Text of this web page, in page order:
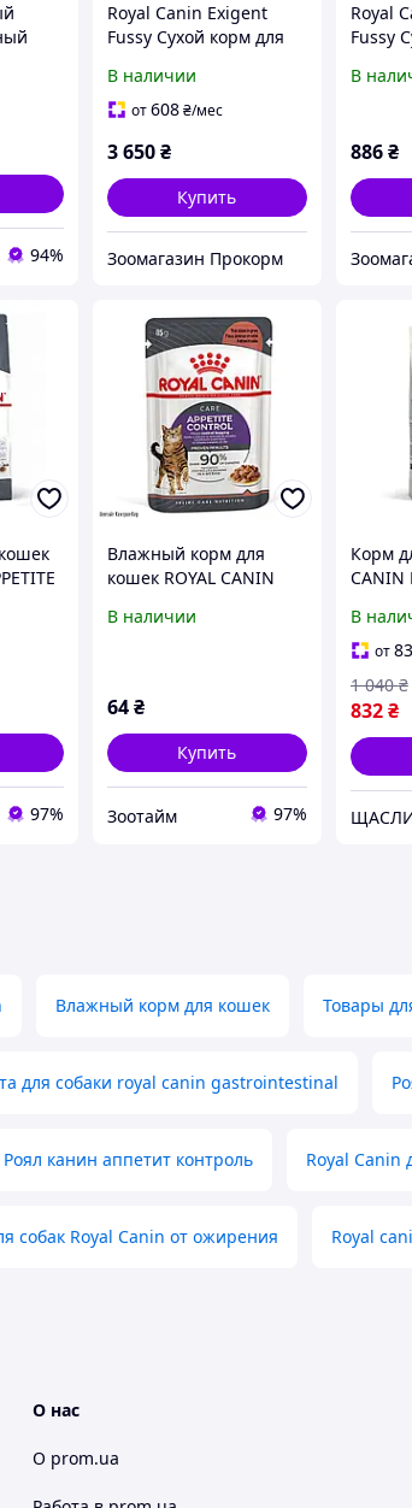
94%
Royal Canin Exigent
Fussy Сухой корм для
привередливым
аппетитом, 10 кг
В наличии
от608₴/мес
3 650₴
Купить
Зоомагазин Прокорм
Royal
Fussy
В
886 ₴
97%
Влажный корм для
кошек ROYAL CANIN
CARE для контроля
В наличии
64₴
Купить
Зоотайм 97%
Корм
CANIN
В
от83
832 ₴
1 040 ₴
Влажный корм для кошек Товары
для собаки royal canin gastrointestinal
Роял канин аппетит контроль Royal Canin
собак Royal Canin от ожирения Royal
О нас
О prom.ua